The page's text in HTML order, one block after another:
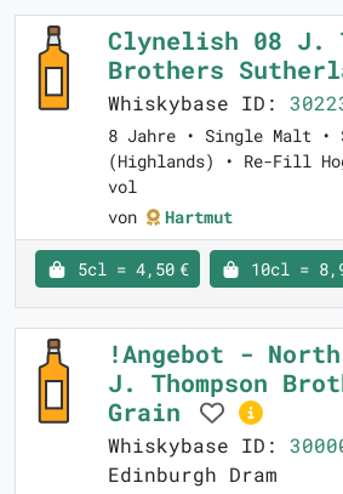
Clynelish 08 J.
Brothers
Whiskybase ID:
8 Jahre • Single Malt •
(Highlands) • Re-Fill
vol
von
Hartmut
5cl = 4,50 € 10cl =
!Angebot -
J. Thompson
Grain
Whiskybase ID:
Edinburgh Dram